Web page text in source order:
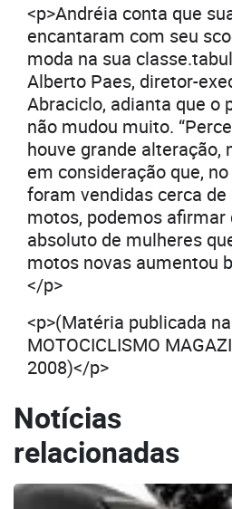
<p>Andréia conta que
encantaram com seu
moda na sua
Alberto Paes, diretor-
Abraciclo, adianta que o
não mudou muito.
houve grande alteração,
em consideração que,
foram vendidas cerca
motos, podemos afirmar
absoluto de mulheres
motos novas aumentou
</p>
<p>(Matéria publicada
MOTOCICLISMO
2008)</p>
Notícias
relacionadas